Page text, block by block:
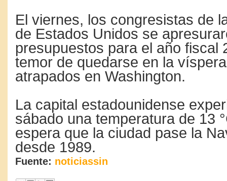
El viernes, los congresistas de
de Estados Unidos se
presupuestos para el año fiscal
temor de quedarse en la
atrapados en Washington.
La capital estadounidense
sábado una temperatura de 13
espera que la ciudad pase la
desde 1989.
Fuente: noticiassin